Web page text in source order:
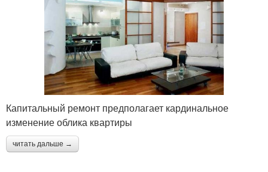
Капитальный ремонт предполагает кардинальное
изменение облика квартиры
читать дальше →